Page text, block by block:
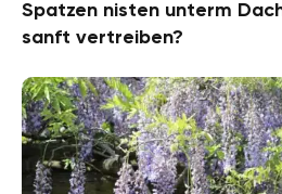
Spatzen nisten unterm
sanft vertreiben?